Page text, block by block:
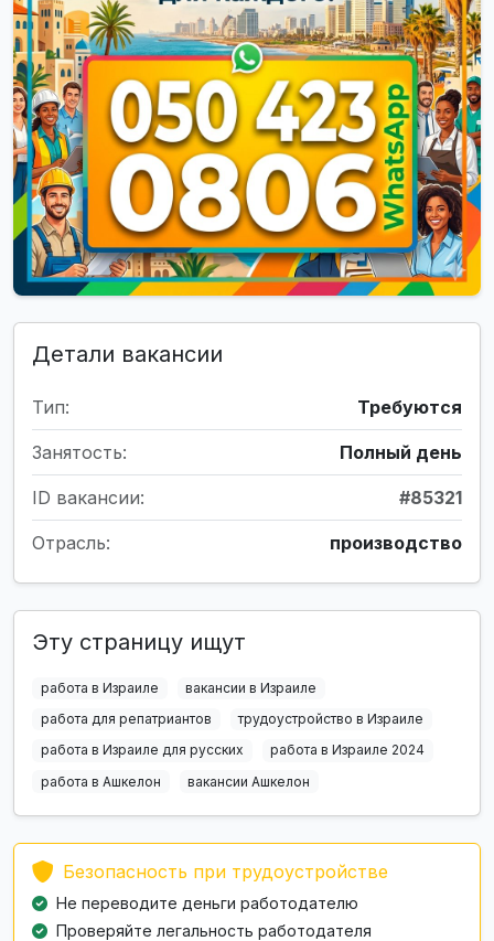
Детали вакансии
Тип: Требуются
Занятость: Полный день
ID вакансии: #85321
Отрасль: производство
Эту страницу ищут
работа в Израиле
вакансии в Израиле
работа для репатриантов
трудоустройство в Израиле
работа в Израиле для русских
работа в Израиле 2024
работа в Ашкелон
вакансии Ашкелон
Безопасность при трудоустройстве
Не переводите деньги работодателю
Проверяйте легальность работодателя